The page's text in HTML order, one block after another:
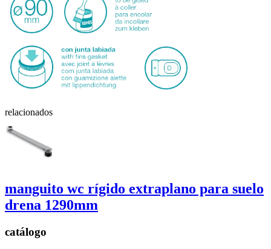
relacionados
manguito wc rígido extraplano para suelo
drena 1290mm
catálogo